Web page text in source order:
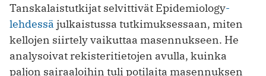
Tanskalaistutkijat selvittivät Epidemiology-
lehdessä julkaistussa tutkimuksessaan, miten
kellojen siirtely vaikuttaa masennukseen. He
analysoivat rekisteritietojen avulla, kuinka
paljon sairaaloihin tuli potilaita masennuksen